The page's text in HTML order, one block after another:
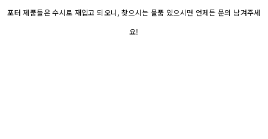
포터 제품들은 수시로 재입고 되오니, 찾으시는 물품 있으시면 언제든 문의 남겨주세
요!